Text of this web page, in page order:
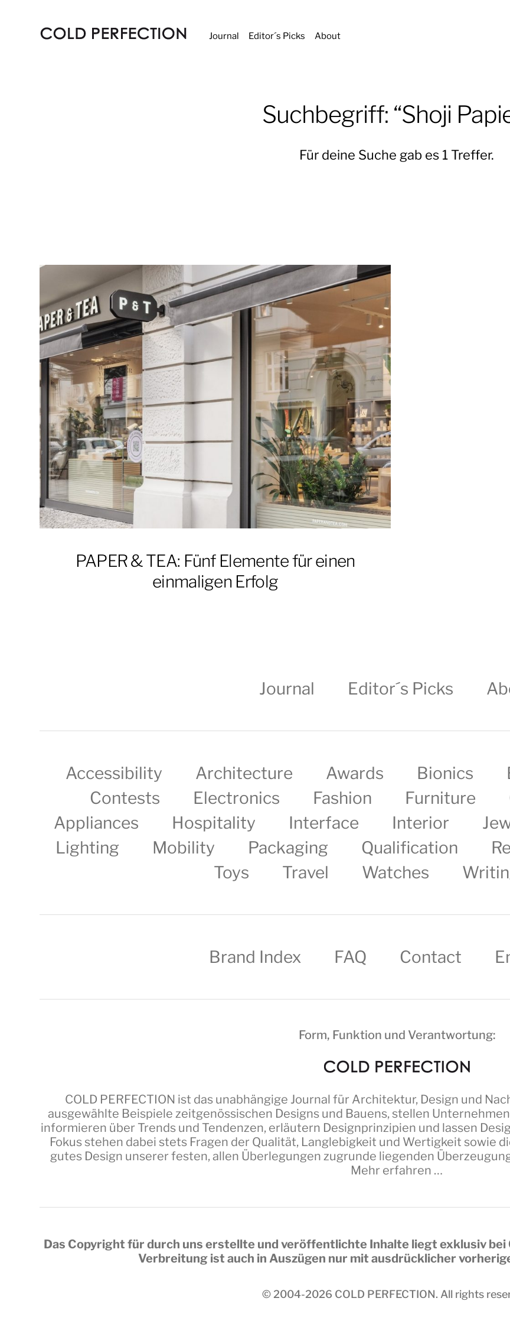
Journal Editor´s Picks About
Suchbegriff: “Shoji
Für deine Suche gab es 1 Treffer.
PAPER & TEA: Fünf Elemente für einen
einmaligen Erfolg
Journal Editor´s Picks
Accessibility Architecture Awards Bionics
Contests
Electronics Fashion Furniture
Appliances
Hospitality Interface Interior
Lighting
Mobility Packaging Qualification
Toys
Travel Watches
Brand Index FAQ Contact
Form, Funktion und Verantwortung:
COLD PERFECTION ist das unabhängige Journal für Architektur, Design und
ausgewählte Beispiele zeitgenössischen Designs und Bauens, stellen
informieren über Trends und Tendenzen, erläutern Designprinzipien und lassen
Fokus stehen dabei stets Fragen der Qualität, Langlebigkeit und Wertigkeit sowie
gutes Design unserer festen, allen Überlegungen zugrunde liegenden
Mehr erfahren …
Das Copyright für durch uns erstellte und veröffentlichte Inhalte liegt exklusiv bei
Verbreitung ist auch in Auszügen nur mit ausdrücklicher
© 2004-2026 COLD PERFECTION. All rights